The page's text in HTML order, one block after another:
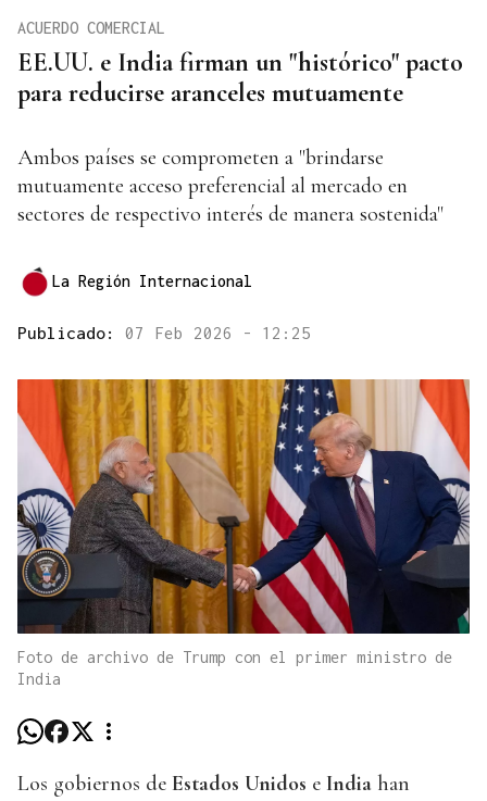
EE.UU. e India firman un "histórico" pacto
para reducirse aranceles mutuamente
ACUERDO COMERCIAL
Ambos países se comprometen a "brindarse
mutuamente acceso preferencial al mercado en
sectores de respectivo interés de manera sostenida"
La Región Internacional
Publicado: 07 Feb 2026 - 12:25
Foto de archivo de Trump con el primer ministro de
India
Los gobiernos de Estados Unidos e India han